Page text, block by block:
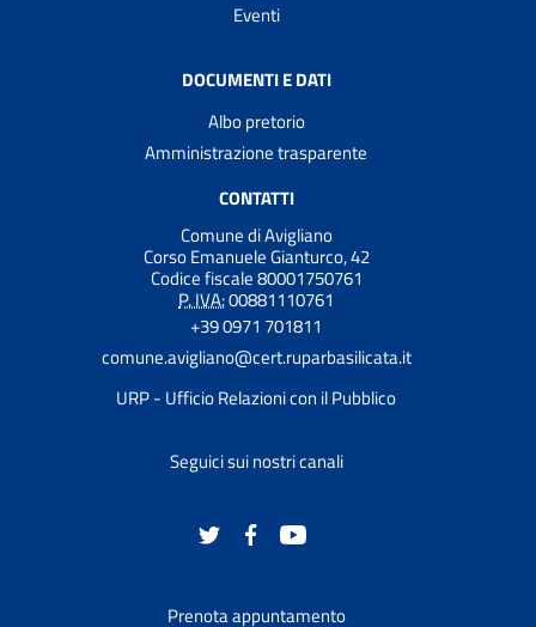
Eventi
DOCUMENTI E DATI
Albo pretorio
Amministrazione trasparente
CONTATTI
Comune di Avigliano
Corso Emanuele Gianturco, 42
Codice fiscale 80001750761
P. IVA:00881110761
+39 0971 701811
comune.avigliano@cert.ruparbasilicata.it
URP - Ufficio Relazioni con il Pubblico
Seguici sui nostri canali
Prenota appuntamento